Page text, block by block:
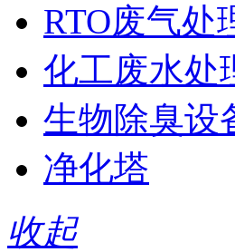
RTO废气处
化工废水处
生物除臭设
净化塔
收起